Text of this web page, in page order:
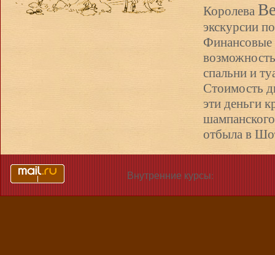
Королева
экскурсии
Финансовые
спальни и
Стоимость
эти деньги
отбыла в
Внутренние курсы: